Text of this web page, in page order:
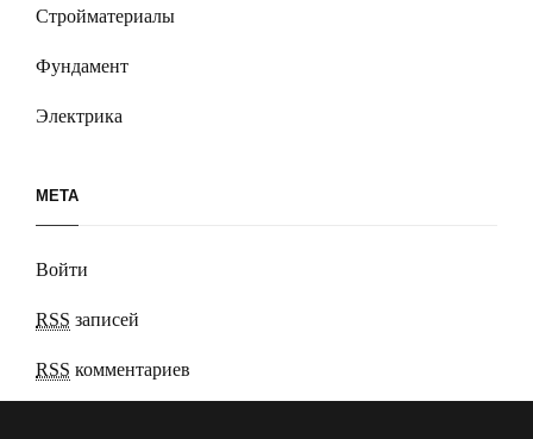
Стройматериалы
Фундамент
Электрика
МЕТА
Войти
RSS записей
RSS комментариев